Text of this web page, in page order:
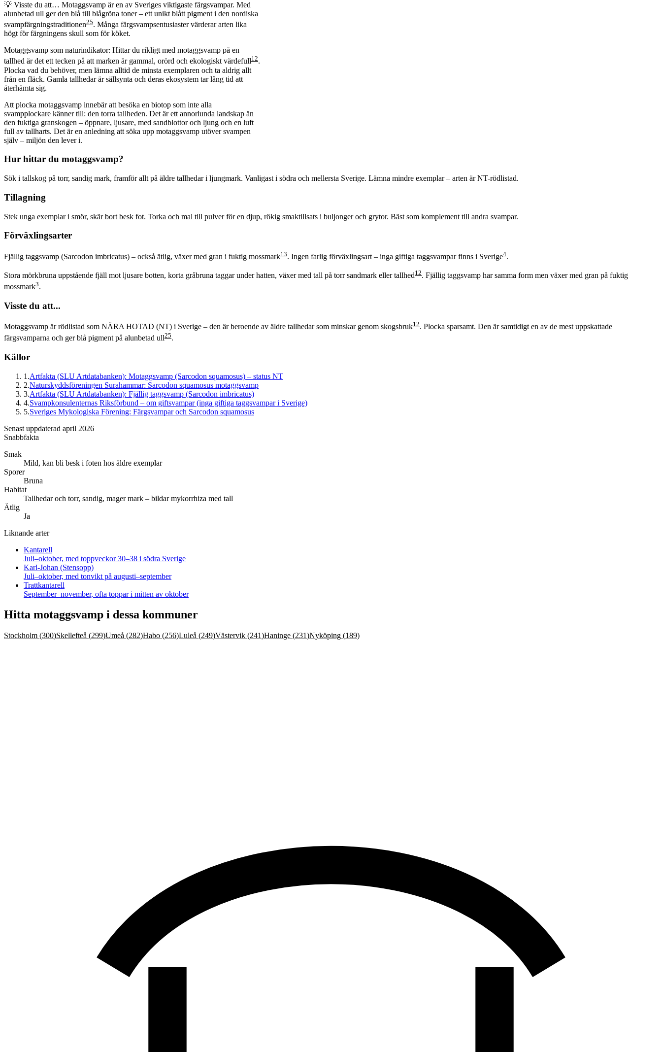
💡 Visste du att… Motaggsvamp är en av Sveriges viktigaste färgsvampar. Med
alunbetad ull ger den blå till blågröna toner – ett unikt blått pigment i den nordiska
svampfärgningstraditionen25. Många färgsvampsentusiaster värderar arten lika
högt för färgningens skull som för köket.
Motaggsvamp som naturindikator: Hittar du rikligt med motaggsvamp på en
tallhed är det ett tecken på att marken är gammal, orörd och ekologiskt värdefull12.
Plocka vad du behöver, men lämna alltid de minsta exemplaren och ta aldrig allt
från en fläck. Gamla tallhedar är sällsynta och deras ekosystem tar lång tid att
återhämta sig.
Att plocka motaggsvamp innebär att besöka en biotop som inte alla
svampplockare känner till: den torra tallheden. Det är ett annorlunda landskap än
den fuktiga granskogen – öppnare, ljusare, med sandblottor och ljung och en luft
full av tallharts. Det är en anledning att söka upp motaggsvamp utöver svampen
själv – miljön den lever i.
Hur hittar du motaggsvamp?
Sök i tallskog på torr, sandig mark, framför allt på äldre tallhedar i ljungmark. Vanligast i södra och mellersta Sverige. Lämna mindre exemplar – arten är NT-rödlistad.
Tillagning
Stek unga exemplar i smör, skär bort besk fot. Torka och mal till pulver för en djup, rökig smaktillsats i buljonger och grytor. Bäst som komplement till andra svampar.
Förväxlingsarter
Fjällig taggsvamp (Sarcodon imbricatus) – också ätlig, växer med gran i fuktig mossmark13. Ingen farlig förväxlingsart – inga giftiga taggsvampar finns i Sverige4.
Stora mörkbruna uppstående fjäll mot ljusare botten, korta gråbruna taggar under hatten, växer med tall på torr sandmark eller tallhed12. Fjällig taggsvamp har samma form men växer med gran på fuktig
mossmark3.
Visste du att...
Motaggsvamp är rödlistad som NÄRA HOTAD (NT) i Sverige – den är beroende av äldre tallhedar som minskar genom skogsbruk12. Plocka sparsamt. Den är samtidigt en av de mest uppskattade
färgsvamparna och ger blå pigment på alunbetad ull25.
Källor
1 .Artfakta (SLU Artdatabanken): Motaggsvamp (Sarcodon squamosus) – status NT
2.Naturskyddsföreningen Surahammar: Sarcodon squamosus motaggsvamp
3.Artfakta (SLU Artdatabanken): Fjällig taggsvamp (Sarcodon imbricatus)
4.Svampkonsulenternas Riksförbund – om giftsvampar (inga giftiga taggsvampar i Sverige)
5.Sveriges Mykologiska Förening: Färgsvampar och Sarcodon squamosus
Senast uppdaterad april 2026
Snabbfakta
Smak
Mild, kan bli besk i foten hos äldre exemplar
Sporer
Bruna
Habitat
Tallhedar och torr, sandig, mager mark – bildar mykorrhiza med tall
Ätlig
Ja
Liknande arter
Kantarell
Juli–oktober, med toppveckor 30–38 i södra Sverige
Karl-Johan (Stensopp)
Juli–oktober, med tonvikt på augusti–september
Trattkantarell
September–november, ofta toppar i mitten av oktober
Hitta motaggsvamp i dessa kommuner
Stockholm (300)Skellefteå (299)Umeå (282)Habo (256)Luleå (249)Västervik (241)Haninge (231)Nyköping (189)